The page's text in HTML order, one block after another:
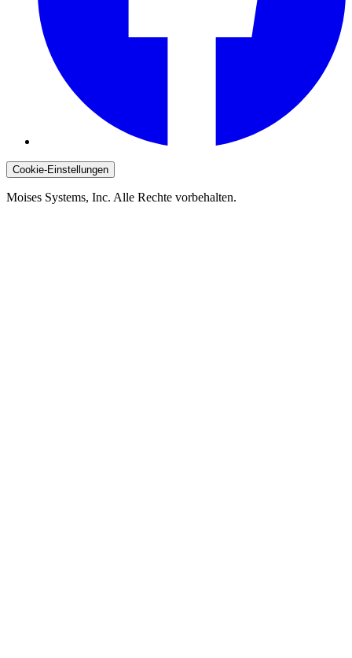
Cookie-Einstellungen
Moises Systems, Inc. Alle Rechte vorbehalten.